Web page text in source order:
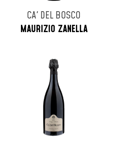
CA' DEL BOSCO
MAURIZIO ZANELLA